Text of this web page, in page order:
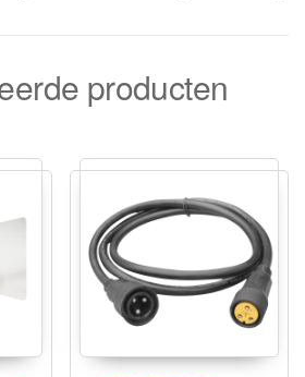
producten